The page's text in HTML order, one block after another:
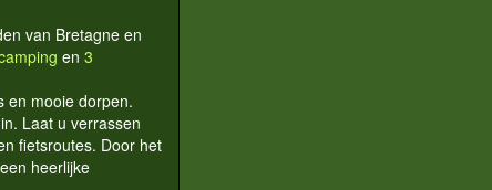
van Bretagne en
en 3
en mooie dorpen.
Laat u verrassen
fietsroutes. Door het
heerlijke